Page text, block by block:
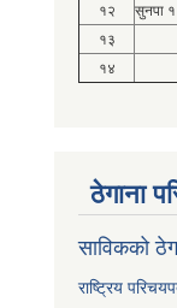
१२
सुनपा
१३
१४
ठेगाना
साविकको
राष्ट्रिय